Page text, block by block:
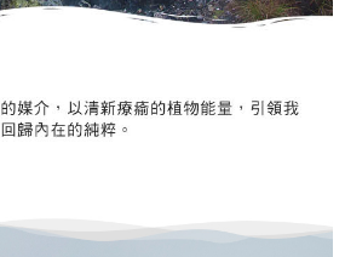
得法定代理人或監護人之同意方可使用
」時，將依據個別帳號之用戶狀況，依本公司即
；若仍有額度不足之情形，本公司將視審查結果